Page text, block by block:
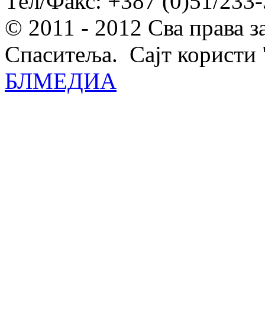
© 2011 - 2012 Сва права
Спаситеља. Сајт
БЛМЕДИА